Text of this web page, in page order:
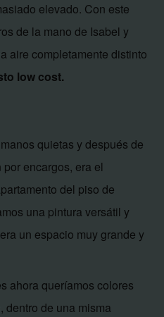
elevado. Con este
de la mano de Isabel y
aire completamente distinto
low cost.
quietas y después de
encargos, era el
del piso de
una pintura versátil y
un espacio muy grande y
ahora queríamos colores
dentro de una misma